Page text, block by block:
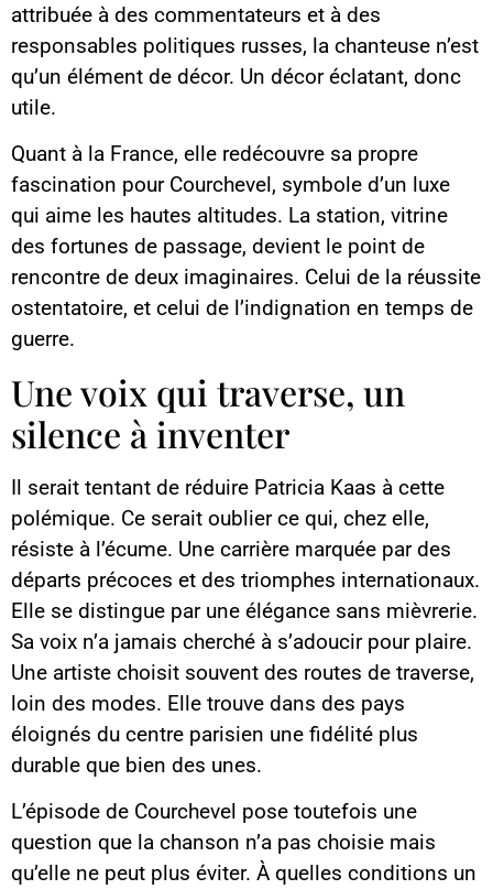
attribuée à des commentateurs et à des
responsables politiques russes, la chanteuse n’est
qu’un élément de décor. Un décor éclatant, donc
utile.
Quant à la France, elle redécouvre sa propre
fascination pour Courchevel, symbole d’un luxe
qui aime les hautes altitudes. La station, vitrine
des fortunes de passage, devient le point de
rencontre de deux imaginaires. Celui de la réussite
ostentatoire, et celui de l’indignation en temps de
guerre.
Une voix qui traverse, un
silence à inventer
Il serait tentant de réduire Patricia Kaas à cette
polémique. Ce serait oublier ce qui, chez elle,
résiste à l’écume. Une carrière marquée par des
départs précoces et des triomphes internationaux.
Elle se distingue par une élégance sans mièvrerie.
Sa voix n’a jamais cherché à s’adoucir pour plaire.
Une artiste choisit souvent des routes de traverse,
loin des modes. Elle trouve dans des pays
éloignés du centre parisien une fidélité plus
durable que bien des unes.
L’épisode de Courchevel pose toutefois une
question que la chanson n’a pas choisie mais
qu’elle ne peut plus éviter. À quelles conditions un